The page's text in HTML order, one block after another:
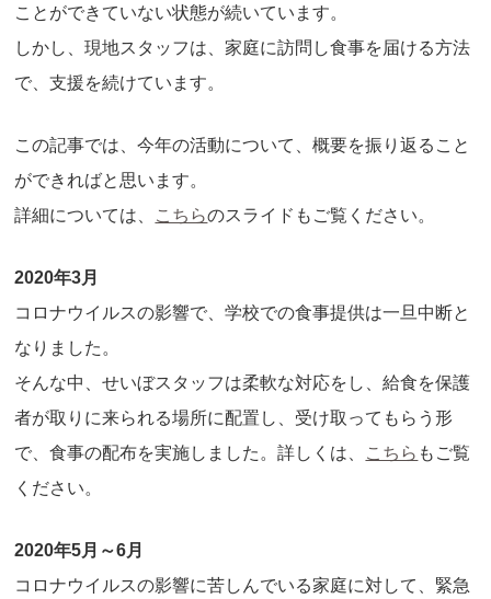
ことができていない状態が続いています。
しかし、現地スタッフは、家庭に訪問し食事を届ける方法
で、支援を続けています。
この記事では、今年の活動について、概要を振り返ること
ができればと思います。
詳細については、 こちらのスライドもご覧ください。
2020年3月
コロナウイルスの影響で、学校での食事提供は一旦中断と
なりました。
そんな中、せいぼスタッフは柔軟な対応をし、給食を保護
者が取りに来られる場所に配置し、受け取ってもらう形
で、食事の配布を実施しました。詳しくは、 こちら もご覧
ください。
2020年5月～6月
コロナウイルスの影響に苦しんでいる家庭に対して、緊急